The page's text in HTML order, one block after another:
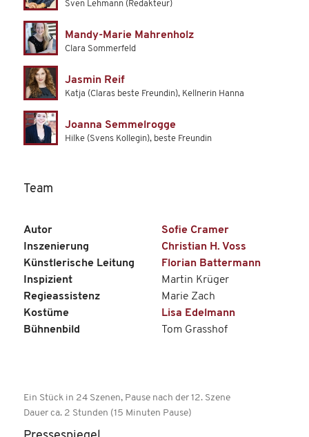
Sven Lehmann (Redakteur)
Mandy-Marie Mahrenholz
Clara Sommerfeld
Jasmin Reif
Katja (Claras beste Freundin), Kellnerin Hanna
Joanna Semmelrogge
Hilke (Svens Kollegin), beste Freundin
Team
Autor
Sofie Cramer
Inszenierung
Christian H. Voss
Künstlerische Leitung
Florian Battermann
Inspizient
Martin Krüger
Regieassistenz
Marie Zach
Kostüme
Lisa Edelmann
Bühnenbild
Tom Grasshof
Ein Stück in 24 Szenen, Pause nach der 12. Szene
Dauer ca. 2 Stunden (15 Minuten Pause)